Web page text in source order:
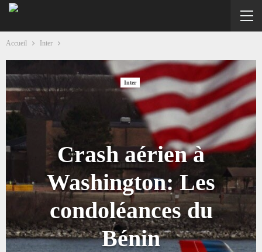
Accueil Inter
Inter
Crash aérien à
Washington: Les
condoléances du
Bénin